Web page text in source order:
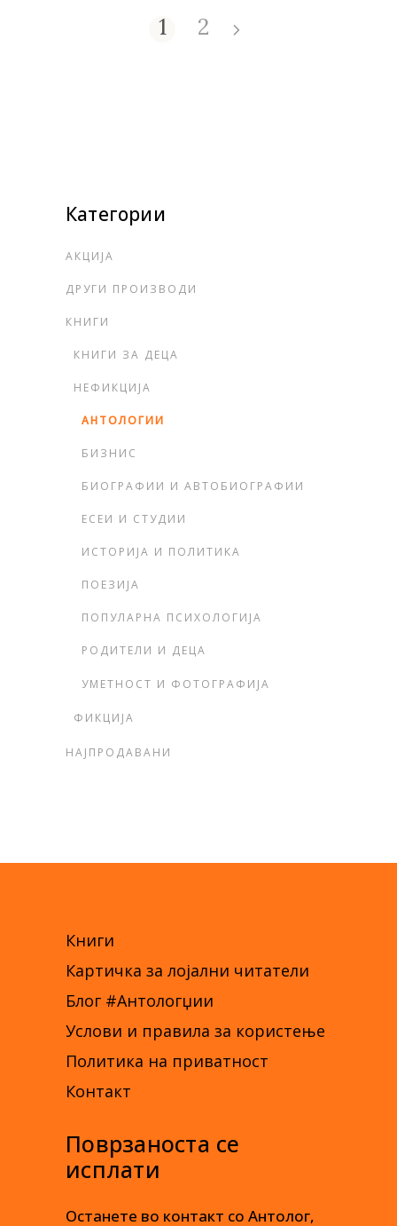
1 2
Категории
АКЦИЈА
ДРУГИ ПРОИЗВОДИ
КНИГИ
КНИГИ ЗА ДЕЦА
НЕФИКЦИЈА
АНТОЛОГИИ
БИЗНИС
БИОГРАФИИ И АВТОБИОГРАФИИ
ЕСЕИ И СТУДИИ
ИСТОРИЈА И ПОЛИТИКА
ПОЕЗИЈА
ПОПУЛАРНА ПСИХОЛОГИЈА
РОДИТЕЛИ И ДЕЦА
УМЕТНОСТ И ФОТОГРАФИЈА
ФИКЦИЈА
НАЈПРОДАВАНИ
Книги
Картичка за лојални читатели
Блог #Антологџии
Услови и правила за користење
Политика на приватност
Контакт
Поврзаноста се
исплати
Останете во контакт со Антолог,